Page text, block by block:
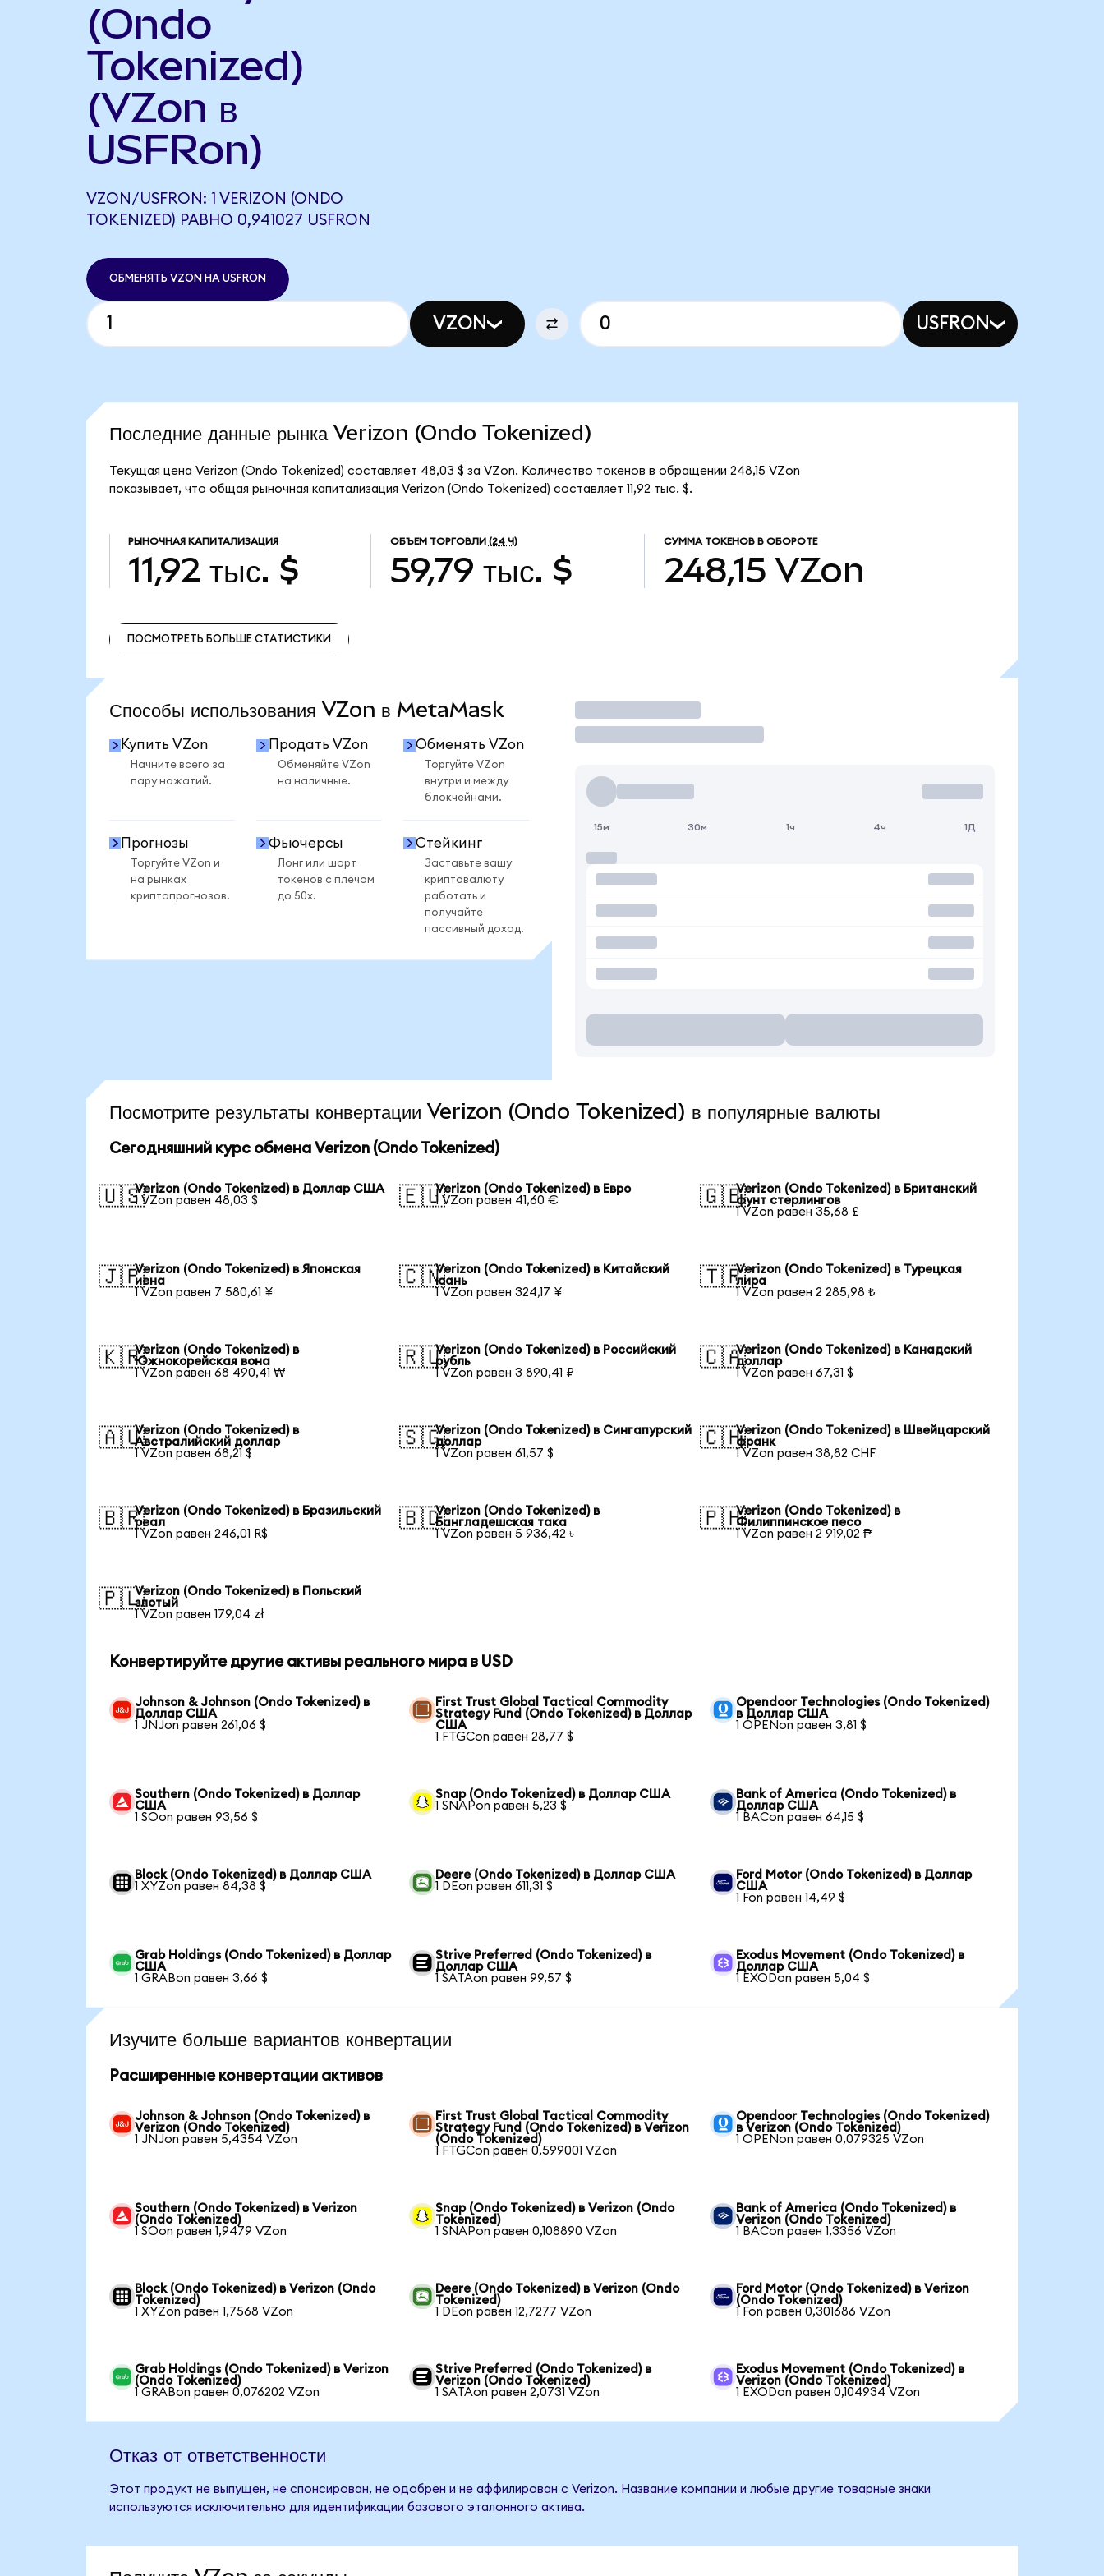
(Ondo
Tokenized)
(VZon в
USFRon)
VZON/USFRON: 1 VERIZON (ONDO
TOKENIZED) РАВНО 0,941027 USFRON
ОБМЕНЯТЬ VZON НА USFRON
VZON USFRON
Последние данные рынка Verizon (Ondo Tokenized)
Текущая цена Verizon (Ondo Tokenized) составляет 48,03 $ за VZon. Количество токенов в обращении 248,15 VZon
показывает, что общая рыночная капитализация Verizon (Ondo Tokenized) составляет 11,92 тыс. $.
РЫНОЧНАЯ КАПИТАЛИЗАЦИЯ
11,92 тыс. $
ОБЪЕМ ТОРГОВЛИ (24 Ч)
59,79 тыс. $
СУММА ТОКЕНОВ В ОБОРОТЕ
248,15 VZon
ПОСМОТРЕТЬ БОЛЬШЕ СТАТИСТИКИ
Способы использования VZon в MetaMask
Купить VZon
Начните всего за
пару нажатий.
Продать VZon
Обменяйте VZon
на наличные.
Обменять VZon
Торгуйте VZon
внутри и между
блокчейнами.
Прогнозы
Торгуйте VZon и
на рынках
криптопрогнозов.
Фьючерсы
Лонг или шорт
токенов с плечом
до 50x.
Стейкинг
Заставьте вашу
криптовалюту
работать и
получайте
пассивный доход.
Торговать
15м 30м 1ч 4ч 1Д
Посмотрите результаты конвертации Verizon (Ondo Tokenized) в популярные валюты
Сегодняшний курс обмена Verizon (Ondo Tokenized)
🇺🇸Verizon (Ondo Tokenized) в Доллар США
1 VZon равен 48,03 $
🇪🇺Verizon (Ondo Tokenized) в Евро
1 VZon равен 41,60 €
🇬🇧Verizon (Ondo Tokenized) в Британский
фунт стерлингов
1 VZon равен 35,68 £
🇯🇵Verizon (Ondo Tokenized) в Японская
иена
1 VZon равен 7 580,61 ¥
🇨🇳Verizon (Ondo Tokenized) в Китайский
юань
1 VZon равен 324,17 ¥
🇹🇷Verizon (Ondo Tokenized) в Турецкая
лира
1 VZon равен 2 285,98 ₺
🇰🇷Verizon (Ondo Tokenized) в
Южнокорейская вона
1 VZon равен 68 490,41 ₩
🇷🇺Verizon (Ondo Tokenized) в Российский
рубль
1 VZon равен 3 890,41 ₽
🇨🇦Verizon (Ondo Tokenized) в Канадский
доллар
1 VZon равен 67,31 $
🇦🇺Verizon (Ondo Tokenized) в
Австралийский доллар
1 VZon равен 68,21 $
🇸🇬Verizon (Ondo Tokenized) в Сингапурский
доллар
1 VZon равен 61,57 $
🇨🇭Verizon (Ondo Tokenized) в Швейцарский
франк
1 VZon равен 38,82 CHF
🇧🇷Verizon (Ondo Tokenized) в Бразильский
реал
1 VZon равен 246,01 R$
🇧🇩Verizon (Ondo Tokenized) в
Бангладешская така
1 VZon равен 5 936,42 ৳
🇵🇭Verizon (Ondo Tokenized) в
Филиппинское песо
1 VZon равен 2 919,02 ₱
🇵🇱Verizon (Ondo Tokenized) в Польский
злотый
1 VZon равен 179,04 zł
Конвертируйте другие активы реального мира в USD
Johnson & Johnson (Ondo Tokenized) в
Доллар США
1 JNJon равен 261,06 $
First Trust Global Tactical Commodity
Strategy Fund (Ondo Tokenized) в Доллар
США
1 FTGCon равен 28,77 $
Opendoor Technologies (Ondo Tokenized)
в Доллар США
1 OPENon равен 3,81 $
Southern (Ondo Tokenized) в Доллар
США
1 SOon равен 93,56 $
Snap (Ondo Tokenized) в Доллар США
1 SNAPon равен 5,23 $
Bank of America (Ondo Tokenized) в
Доллар США
1 BACon равен 64,15 $
Block (Ondo Tokenized) в Доллар США
1 XYZon равен 84,38 $
Deere (Ondo Tokenized) в Доллар США
1 DEon равен 611,31 $
Ford Motor (Ondo Tokenized) в Доллар
США
1 Fon равен 14,49 $
Grab Holdings (Ondo Tokenized) в Доллар
США
1 GRABon равен 3,66 $
Strive Preferred (Ondo Tokenized) в
Доллар США
1 SATAon равен 99,57 $
Exodus Movement (Ondo Tokenized) в
Доллар США
1 EXODon равен 5,04 $
Изучите больше вариантов конвертации
Расширенные конвертации активов
Johnson & Johnson (Ondo Tokenized) в
Verizon (Ondo Tokenized)
1 JNJon равен 5,4354 VZon
First Trust Global Tactical Commodity
Strategy Fund (Ondo Tokenized) в Verizon
(Ondo Tokenized)
1 FTGCon равен 0,599001 VZon
Opendoor Technologies (Ondo Tokenized)
в Verizon (Ondo Tokenized)
1 OPENon равен 0,079325 VZon
Southern (Ondo Tokenized) в Verizon
(Ondo Tokenized)
1 SOon равен 1,9479 VZon
Snap (Ondo Tokenized) в Verizon (Ondo
Tokenized)
1 SNAPon равен 0,108890 VZon
Bank of America (Ondo Tokenized) в
Verizon (Ondo Tokenized)
1 BACon равен 1,3356 VZon
Block (Ondo Tokenized) в Verizon (Ondo
Tokenized)
1 XYZon равен 1,7568 VZon
Deere (Ondo Tokenized) в Verizon (Ondo
Tokenized)
1 DEon равен 12,7277 VZon
Ford Motor (Ondo Tokenized) в Verizon
(Ondo Tokenized)
1 Fon равен 0,301686 VZon
Grab Holdings (Ondo Tokenized) в Verizon
(Ondo Tokenized)
1 GRABon равен 0,076202 VZon
Strive Preferred (Ondo Tokenized) в
Verizon (Ondo Tokenized)
1 SATAon равен 2,0731 VZon
Exodus Movement (Ondo Tokenized) в
Verizon (Ondo Tokenized)
1 EXODon равен 0,104934 VZon
Отказ от ответственности
Этот продукт не выпущен, не спонсирован, не одобрен и не аффилирован с Verizon. Название компании и любые другие товарные знаки
используются исключительно для идентификации базового эталонного актива.